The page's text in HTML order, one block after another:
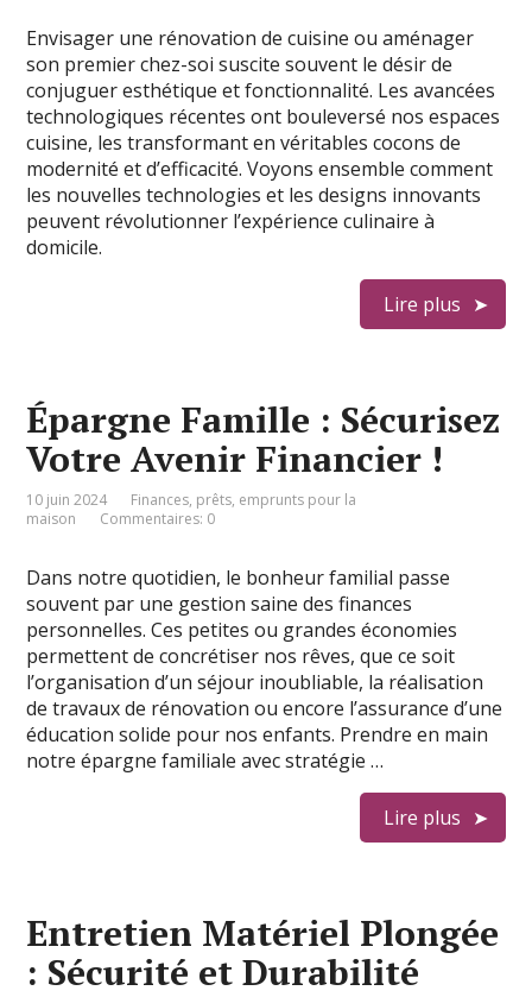
Envisager une rénovation de cuisine ou aménager
son premier chez-soi suscite souvent le désir de
conjuguer esthétique et fonctionnalité. Les avancées
technologiques récentes ont bouleversé nos espaces
cuisine, les transformant en véritables cocons de
modernité et d’efficacité. Voyons ensemble comment
les nouvelles technologies et les designs innovants
peuvent révolutionner l’expérience culinaire à
domicile.
Lire plus
Épargne Famille : Sécurisez
Votre Avenir Financier !
10 juin 2024
Finances, prêts, emprunts pour la
maison
Commentaires: 0
Dans notre quotidien, le bonheur familial passe
souvent par une gestion saine des finances
personnelles. Ces petites ou grandes économies
permettent de concrétiser nos rêves, que ce soit
l’organisation d’un séjour inoubliable, la réalisation
de travaux de rénovation ou encore l’assurance d’une
éducation solide pour nos enfants. Prendre en main
notre épargne familiale avec stratégie …
Lire plus
Entretien Matériel Plongée
: Sécurité et Durabilité